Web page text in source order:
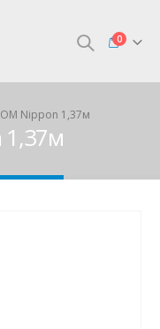
0
Nippon 1,37м